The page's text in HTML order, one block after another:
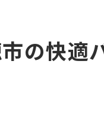
理想の浴室空間リ
の快適